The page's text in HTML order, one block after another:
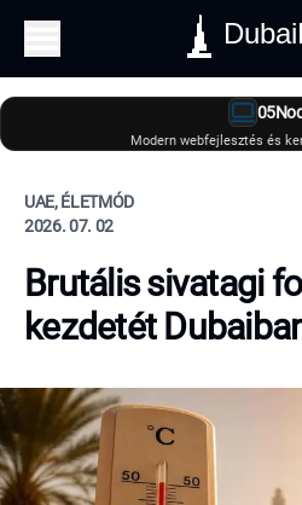
Modern webfejlesztés és
UAE, ÉLETMÓD
2026. 07. 02
Brutális sivatagi
kezdetét